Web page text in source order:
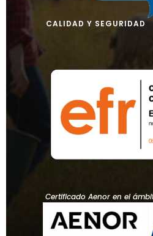
CALIDAD Y SEGURIDAD
Certificado Aenor en el